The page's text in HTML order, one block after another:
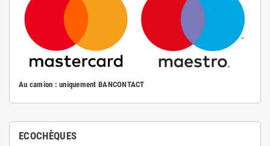
Au camion : uniquement BANCONTACT
ECOCHÈQUES